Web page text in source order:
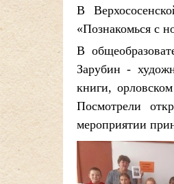
В
«Познакомься с
В
Зарубин -
книги,
Посмотрели
мероприятии